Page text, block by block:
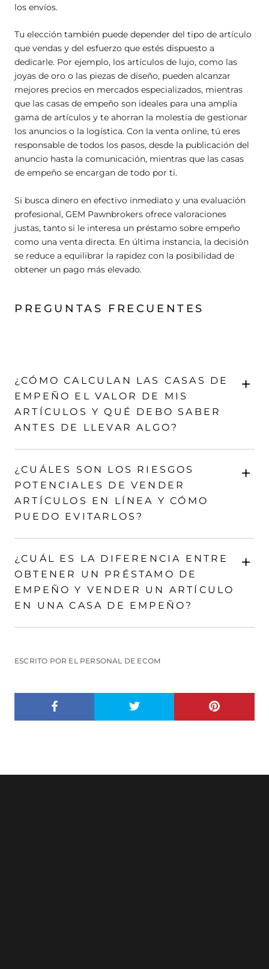
los envíos.
Tu elección también puede depender del tipo de artículo
que vendas y del esfuerzo que estés dispuesto a
dedicarle. Por ejemplo, los artículos de lujo, como las
joyas de oro o las piezas de diseño, pueden alcanzar
mejores precios en mercados especializados, mientras
que las casas de empeño son ideales para una amplia
gama de artículos y te ahorran la molestia de gestionar
los anuncios o la logística. Con la venta online, tú eres
responsable de todos los pasos, desde la publicación del
anuncio hasta la comunicación, mientras que las casas
de empeño se encargan de todo por ti.
Si busca dinero en efectivo inmediato y una evaluación
profesional, GEM Pawnbrokers ofrece valoraciones
justas, tanto si le interesa un préstamo sobre empeño
como una venta directa. En última instancia, la decisión
se reduce a equilibrar la rapidez con la posibilidad de
obtener un pago más elevado.
PREGUNTAS FRECUENTES
+
¿CÓMO CALCULAN LAS CASAS DE
EMPEÑO EL VALOR DE MIS
ARTÍCULOS Y QUÉ DEBO SABER
ANTES DE LLEVAR ALGO?
+
¿CUÁLES SON LOS RIESGOS
POTENCIALES DE VENDER
ARTÍCULOS EN LÍNEA Y CÓMO
PUEDO EVITARLOS?
+
¿CUÁL ES LA DIFERENCIA ENTRE
OBTENER UN PRÉSTAMO DE
EMPEÑO Y VENDER UN ARTÍCULO
EN UNA CASA DE EMPEÑO?
ESCRITO POR EL PERSONAL DE ECOM